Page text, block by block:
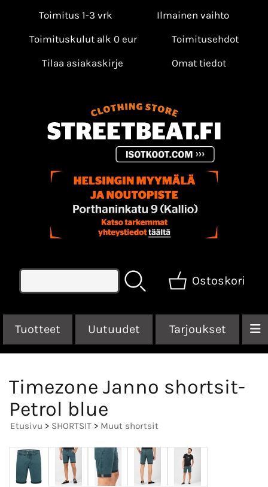
Toimitus 1-3 vrk
Ilmainen vaihto
Toimituskulut alk 0 eur
Toimitusehdot
Tilaa asiakaskirje
Omat tiedot
Ostoskori
Tuotteet Uutuudet Tarjoukset
Timezone Janno shortsit-
Petrol blue
Etusivu > SHORTSIT > Muut shortsit